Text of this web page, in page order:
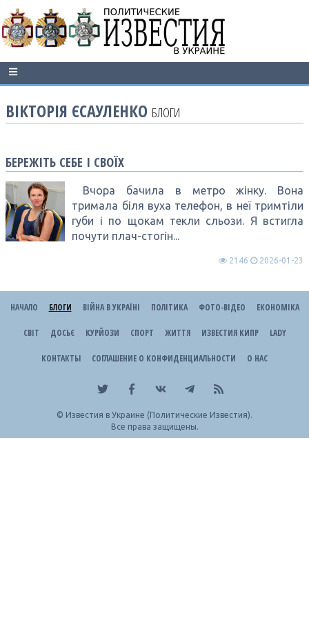
ВІКТОРІЯ ЄСАУЛЕНКО БЛОГИ
БЕРЕЖІТЬ СЕБЕ І СВОЇХ
Вчора бачила в метро жінку. Вона
тримала біля вуха телефон, в неї тримтіли
губи і по щокам текли сльози. Я встигла
почути плач-стогін...
2146 2026-01-23
НАЧАЛО БЛОГИ ВІЙНА В УКРАЇНІ ПОЛІТИКА ФОТО-ВІДЕО ЕКОНОМІКА
СВІТ ДОСЬЄ КУРЙОЗИ СПОРТ ЖИТТЯ ИЗВЕСТИЯ КИПР LADY
КОНТАКТЫ СОГЛАШЕНИЕ О КОНФИДЕНЦИАЛЬНОСТИ О НАС
© Известия в Украине (Политические Известия).
Все права защищены.